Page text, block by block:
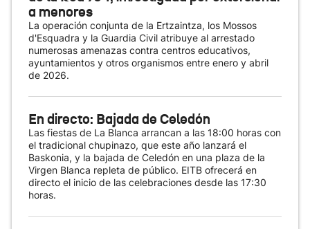
a menores
La operación conjunta de la Ertzaintza, los Mossos
d'Esquadra y la Guardia Civil atribuye al arrestado
numerosas amenazas contra centros educativos,
ayuntamientos y otros organismos entre enero y abril
de 2026.
En directo: Bajada de Celedón
Las fiestas de La Blanca arrancan a las 18:00 horas con
el tradicional chupinazo, que este año lanzará el
Baskonia, y la bajada de Celedón en una plaza de la
Virgen Blanca repleta de público. EITB ofrecerá en
directo el inicio de las celebraciones desde las 17:30
horas.